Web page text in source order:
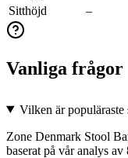
Sitthöjd
–
Vanliga frågor
Vilken är populäraste
Zone Denmark Stool
baserat på vår analys